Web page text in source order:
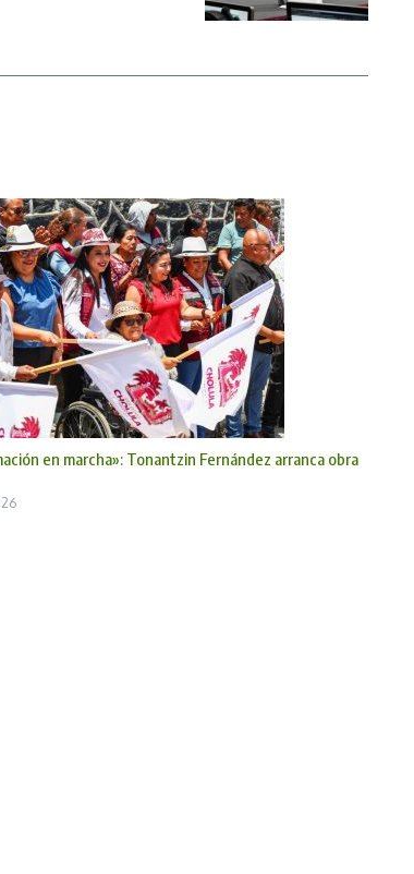
en marcha»: Tonantzin Fernández arranca obra